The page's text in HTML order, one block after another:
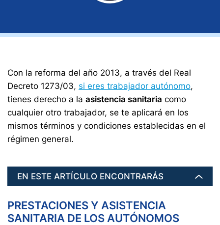
Con la reforma del año 2013, a través del Real
Decreto 1273/03, si eres trabajador autónomo,
tienes derecho a la asistencia sanitaria como
cualquier otro trabajador, se te aplicará en los
mismos términos y condiciones establecidas en el
régimen general.
EN ESTE ARTÍCULO ENCONTRARÁS
PRESTACIONES Y ASISTENCIA
SANITARIA DE LOS AUTÓNOMOS